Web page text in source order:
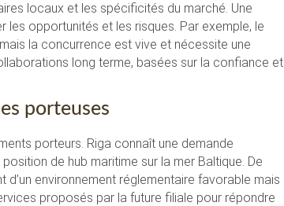
locaux et les spécificités du marché. Une
opportunités et les risques. Par exemple, le
la concurrence est vive et nécessite une
long terme, basées sur la confiance et
porteuses
porteurs. Riga connaît une demande
de hub maritime sur la mer Baltique. De
environnement réglementaire favorable mais
proposés par la future filiale pour répondre